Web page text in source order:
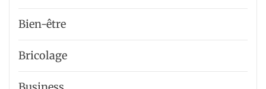
Bien-être
Bricolage